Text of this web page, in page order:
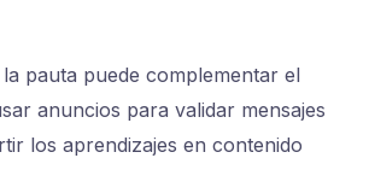
pauta puede complementar el
anuncios para validar mensajes
los aprendizajes en contenido